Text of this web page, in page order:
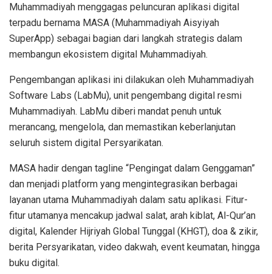
Muhammadiyah menggagas peluncuran aplikasi digital
terpadu bernama MASA (Muhammadiyah Aisyiyah
SuperApp) sebagai bagian dari langkah strategis dalam
membangun ekosistem digital Muhammadiyah.
Pengembangan aplikasi ini dilakukan oleh Muhammadiyah
Software Labs (LabMu), unit pengembang digital resmi
Muhammadiyah. LabMu diberi mandat penuh untuk
merancang, mengelola, dan memastikan keberlanjutan
seluruh sistem digital Persyarikatan.
MASA hadir dengan tagline “Pengingat dalam Genggaman”
dan menjadi platform yang mengintegrasikan berbagai
layanan utama Muhammadiyah dalam satu aplikasi. Fitur-
fitur utamanya mencakup jadwal salat, arah kiblat, Al-Qur’an
digital, Kalender Hijriyah Global Tunggal (KHGT), doa & zikir,
berita Persyarikatan, video dakwah, event keumatan, hingga
buku digital.